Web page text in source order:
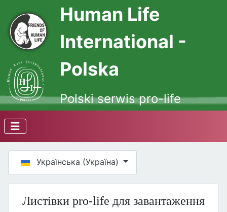
Human Life
International -
Polska
Polski serwis pro-life
Оберіть свою мову
Українська (Україна)
Листівки pro-life для завантаження